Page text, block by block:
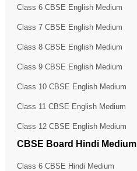
Class 6 CBSE English Medium
Class 7 CBSE English Medium
Class 8 CBSE English Medium
Class 9 CBSE English Medium
Class 10 CBSE English Medium
Class 11 CBSE English Medium
Class 12 CBSE English Medium
CBSE Board Hindi Medium
Class 6 CBSE Hindi Medium